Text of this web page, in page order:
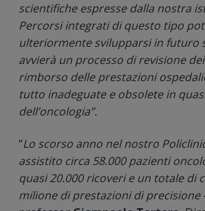
scientifiche espresse dalla nostra
Percorsi integrati di questo tipo
ulteriormente svilupparsi in futuro
avvierà un processo di revisione
rimborso delle prestazioni
tutto inadeguate e obsolete in
dell’oncologia”.
“Lo scorso anno nel nostro
assistito circa 58.000 pazienti
quasi 20.000 ricoveri e un totale di
milione di prestazioni di precisione